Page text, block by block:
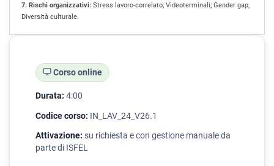
7. Rischi organizzativi: Stress lavoro-correlato; Videoterminali; Gender gap;
Diversità culturale.
Corso online
Durata: 4:00
Codice corso: IN_LAV_24_V26.1
Attivazione: su richiesta e con gestione manuale da
parte di ISFEL